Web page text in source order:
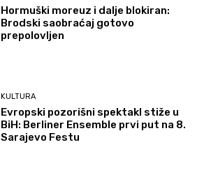
Hormuški moreuz i dalje blokiran:
Brodski saobraćaj gotovo
prepolovljen
KULTURA
Evropski pozorišni spektakl stiže u
BiH: Berliner Ensemble prvi put na 8.
Sarajevo Festu